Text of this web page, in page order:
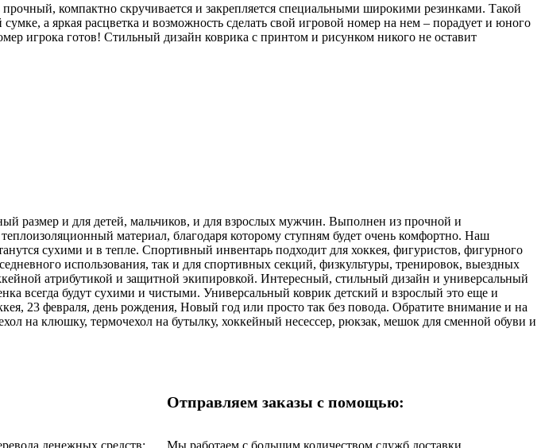
компактно скручивается и закрепляется специальными широкими резинками. Такой
а яркая расцветка и возможность сделать свой игровой номер на нем – порадует и юного
игрока готов! Стильный дизайн коврика с принтом и рисунком никого не оставит
размер и для детей, мальчиков, и для взрослых мужчин. Выполнен из прочной и
материал, благодаря которому ступням будет очень комфортно. Наш
сухими и в тепле. Спортивный инвентарь подходит для хоккея, фигуристов, фигурного
использования, так и для спортивных секций, физкультуры, тренировок, выездных
атрибутикой и защитной экипировкой. Интересный, стильный дизайн и универсальный
всегда будут сухими и чистыми. Универсальный коврик детский и взрослый это еще и
23 февраля, день рождения, Новый год или просто так без повода. Обратите внимание и на
на клюшку, термочехол на бутылку, хоккейный несессер, рюкзак, мешок для сменной обуви и
денежных средств:
Отправляем заказы с помощью:
Мы работаем с большим количеством служб доставки,